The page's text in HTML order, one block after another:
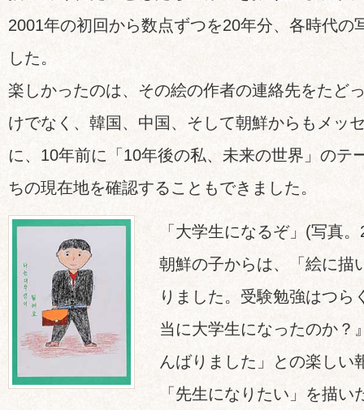
2001年の初回から数点ずつを20年分、各時代の
した。
楽しかったのは、その絵の作者の連絡先をたど
けでなく、韓国、中国、そして朝鮮からもメッ
に、10年前に「10年後の私、未来の世界」のテ
ちの現在地を確認することもできました。
「大学生になるぞ」(写真
朝鮮の子からは、「絵に描
りました。受験勉強はつら
当に大学生になったのか？
んばりました」との楽しい
「先生になりたい」を描